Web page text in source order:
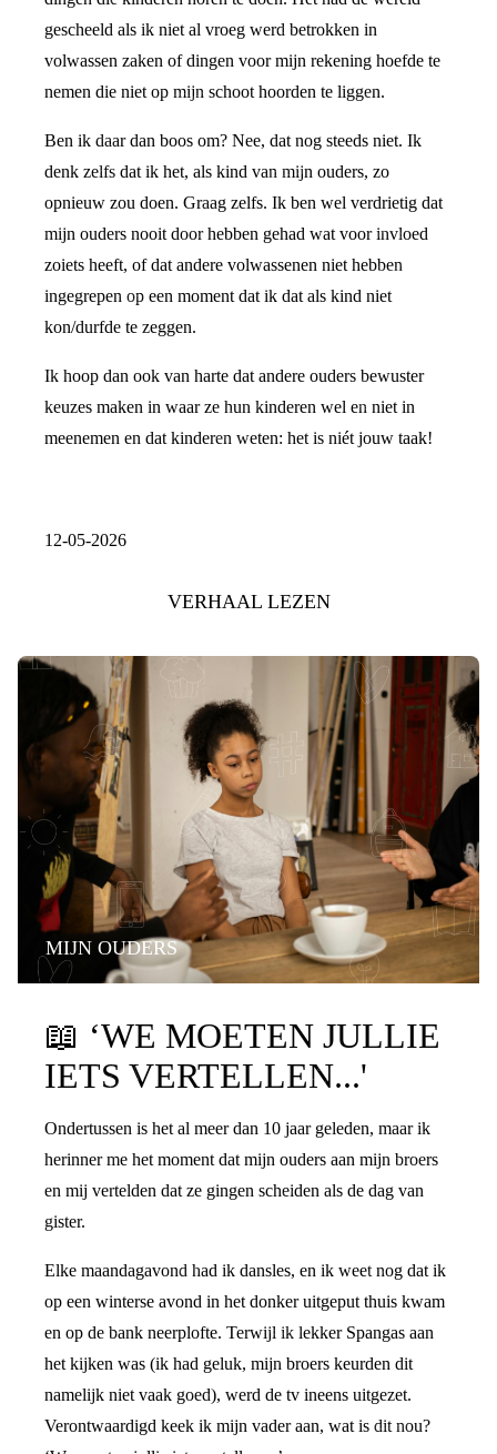
gescheeld als ik niet al vroeg werd betrokken in
volwassen zaken of dingen voor mijn rekening hoefde te
nemen die niet op mijn schoot hoorden te liggen.
Ben ik daar dan boos om? Nee, dat nog steeds niet. Ik
denk zelfs dat ik het, als kind van mijn ouders, zo
opnieuw zou doen. Graag zelfs. Ik ben wel verdrietig dat
mijn ouders nooit door hebben gehad wat voor invloed
zoiets heeft, of dat andere volwassenen niet hebben
ingegrepen op een moment dat ik dat als kind niet
kon/durfde te zeggen.
Ik hoop dan ook van harte dat andere ouders bewuster
keuzes maken in waar ze hun kinderen wel en niet in
meenemen en dat kinderen weten: het is niét jouw taak!
12-05-2026
VERHAAL LEZEN
MIJN OUDERS
📖 ‘WE MOETEN JULLIE
IETS VERTELLEN...'
Ondertussen is het al meer dan 10 jaar geleden, maar ik
herinner me het moment dat mijn ouders aan mijn broers
en mij vertelden dat ze gingen scheiden als de dag van
gister.
Elke maandagavond had ik dansles, en ik weet nog dat ik
op een winterse avond in het donker uitgeput thuis kwam
en op de bank neerplofte. Terwijl ik lekker Spangas aan
het kijken was (ik had geluk, mijn broers keurden dit
namelijk niet vaak goed), werd de tv ineens uitgezet.
Verontwaardigd keek ik mijn vader aan, wat is dit nou?